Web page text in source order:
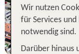
Wir nutzen
für Services
notwendig sind.
Darüber hinaus